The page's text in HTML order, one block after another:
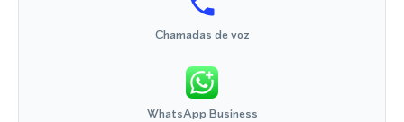
Chamadas de voz
WhatsApp Business